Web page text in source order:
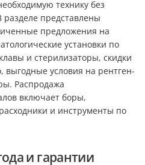
технику без
разделе представлены
предложения на
установки по
и стерилизаторы, скидки
выгодные условия на рентген-
Распродажа
включает боры,
и инструменты по
и гарантии